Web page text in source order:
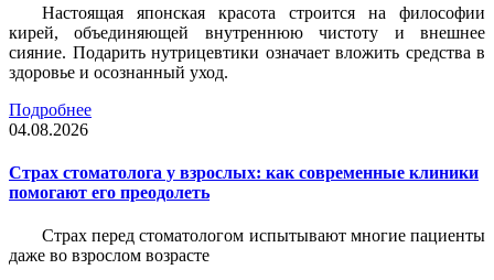
Настоящая японская красота строится на философии
кирей, объединяющей внутреннюю чистоту и внешнее
сияние. Подарить нутрицевтики означает вложить средства в
здоровье и осознанный уход.
Подробнее
04.08.2026
Страх стоматолога у взрослых: как современные клиники
помогают его преодолеть
Страх перед стоматологом испытывают многие пациенты
даже во взрослом возрасте